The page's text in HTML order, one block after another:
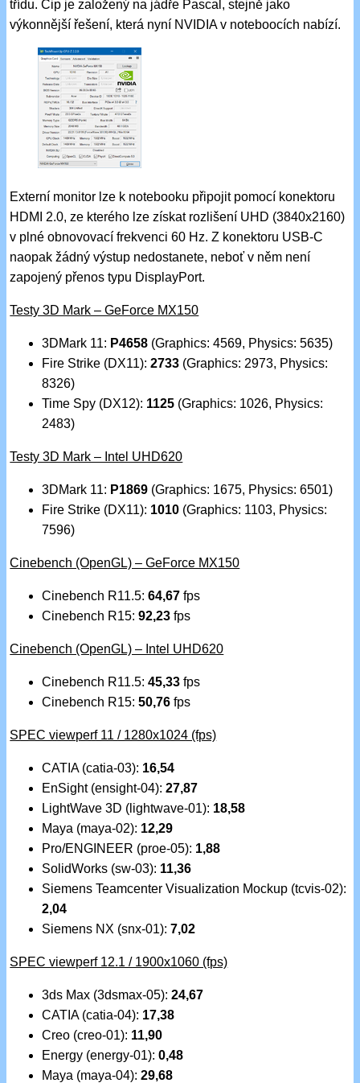
třídu. Čip je založený na jádře Pascal, stejně jako
výkonnější řešení, která nyní NVIDIA v noteboocích nabízí.
Externí monitor lze k notebooku připojit pomocí konektoru
HDMI 2.0, ze kterého lze získat rozlišení UHD (3840x2160)
v plné obnovovací frekvenci 60 Hz. Z konektoru USB-C
naopak žádný výstup nedostanete, neboť v něm není
zapojený přenos typu DisplayPort.
Testy 3D Mark – GeForce MX150
3DMark 11: P4658 (Graphics: 4569, Physics: 5635)
Fire Strike (DX11):2733 (Graphics: 2973, Physics:
8326)
Time Spy (DX12): 1125 (Graphics: 1026, Physics:
2483)
Testy 3D Mark – Intel UHD620
3DMark 11: P1869 (Graphics: 1675, Physics: 6501)
Fire Strike (DX11): 1010 (Graphics: 1103, Physics:
7596)
Cinebench (OpenGL) – GeForce MX150
Cinebench R11.5:64,67 fps
Cinebench R15:92,23 fps
Cinebench (OpenGL) – Intel UHD620
Cinebench R11.5:45,33 fps
Cinebench R15:50,76 fps
SPEC viewperf 11 / 1280x1024 (fps)
CATIA (catia-03): 16,54
EnSight (ensight-04):27,87
LightWave 3D (lightwave-01): 18,58
Maya (maya-02): 12,29
Pro/ENGINEER (proe-05): 1,88
SolidWorks (sw-03): 11,36
Siemens Teamcenter Visualization Mockup (tcvis-02):
2,04
Siemens NX (snx-01):7,02
SPEC viewperf 12.1 / 1900x1060 (fps)
3ds Max (3dsmax-05):24,67
CATIA (catia-04): 17,38
Creo (creo-01): 11,90
Energy (energy-01):0,48
Maya (maya-04):29,68